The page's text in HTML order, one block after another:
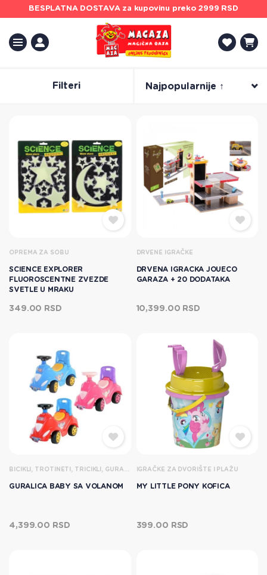
BESPLATNA DOSTAVAza kupovinu preko 2999 RSD
Filteri Najpopularnije ↑
OPREMA ZA SOBU
SCIENCE EXPLORER
FLUOROSCENTNE ZVEZDE
SVETLE U MRAKU
349.00 RSD
DRVENE IGRAČKE
DRVENA IGRACKA JOUECO
GARAZA + 20 DODATAKA
10,399.00 RSD
BICIKLI, TROTINETI, TRICIKLI, GURALICE, OSTALA VOZ
GURALICA BABY SA VOLANOM
4,399.00 RSD
IGRAČKE ZA DVORIŠTE I PLAŽU
MY LITTLE PONY KOFICA
399.00 RSD